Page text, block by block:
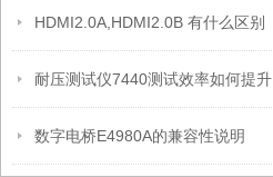
HDMI2.0A,HDMI2.0B 有什么区别
耐压测试仪7440测试效率如何提升
数字电桥E4980A的兼容性说明